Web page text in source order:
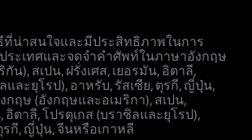
ธีที่น่าสนใจและมีประสิทธิภาพในการ
ระเทศและจดจำคำศัพท์ในภาษาอังกฤษ
น), สเปน, ฝรั่งเศส, เยอรมัน, อิตาลี,
และยุโรป), อาหรับ, รัสเซีย, ตุรกี, ญี่ปุ่น,
กฤษ (อังกฤษและอเมริกา), สเปน,
อิตาลี, โปรตุเกส (บราซิลและยุโรป),
รกี, ญี่ปุ่น, จีนหรือเกาหลี